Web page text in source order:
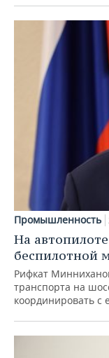
Промышленность
На
беспилотной
Рифкат
транспорта на
координировать